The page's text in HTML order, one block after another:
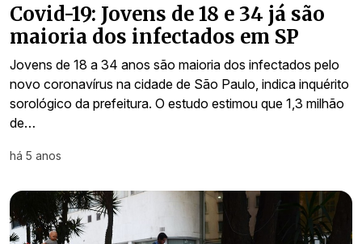
Covid-19: Jovens de 18 e 34 já são
maioria dos infectados em SP
Jovens de 18 a 34 anos são maioria dos infectados pelo
novo coronavírus na cidade de São Paulo, indica inquérito
sorológico da prefeitura. O estudo estimou que 1,3 milhão
de…
há 5 anos